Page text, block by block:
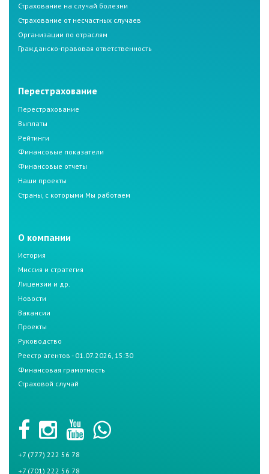
Страхование на случай болезни
Страхование от несчастных случаев
Организации по отраслям
Гражданско-правовая ответственность
Перестрахование
Перестрахование
Выплаты
Рейтинги
Финансовые показатели
Финансовые отчеты
Наши проекты
Страны, с которыми Мы работаем
О компании
История
Миссия и стратегия
Лицензии и др.
Новости
Вакансии
Проекты
Руководство
Реестр агентов - 01.07.2026, 15:30
Финансовая грамотность
Страховой случай
+7 (777) 222 56 78
+7 (701) 222 56 78